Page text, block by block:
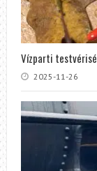
Vízparti
2025-11-26